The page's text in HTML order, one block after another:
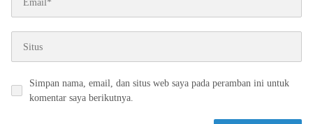
Simpan nama, email, dan situs web saya pada peramban ini untuk
komentar saya berikutnya.